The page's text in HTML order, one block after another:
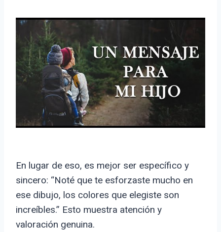
En lugar de eso, es mejor ser específico y
sincero: “Noté que te esforzaste mucho en
ese dibujo, los colores que elegiste son
increíbles.” Esto muestra atención y
valoración genuina.